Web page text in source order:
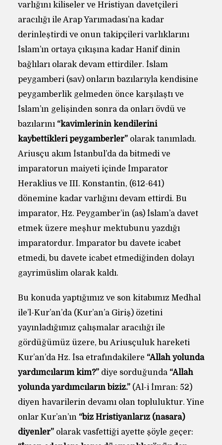
varlığını kiliseler ve Hristiyan davetçileri
aracılığı ile Arap Yarımadası’na kadar
derinleştirdi ve onun takipçileri varlıklarını
İslam’ın ortaya çıkışına kadar Hanif dinin
bağlıları olarak devam ettirdiler. İslam
peygamberi (sav) onların bazılarıyla kendisine
peygamberlik gelmeden önce karşılaştı ve
İslam’ın gelişinden sonra da onları övdü ve
bazılarını“kavimlerinin kendilerini
kaybettikleri peygamberler”olarak tanımladı.
Ariusçu akım İstanbul’da da bitmedi ve
imparatorun maiyeti içinde İmparator
Heraklius ve III. Konstantin, (612-641)
dönemine kadar varlığını devam ettirdi. Bu
imparator, Hz. Peygamber’in (as) İslam’a davet
etmek üzere meşhur mektubunu yazdığı
imparatordur. İmparator bu davete icabet
etmedi, bu davete icabet etmediğinden dolayı
gayrimüslim olarak kaldı.
Bu konuda yaptığımız ve son kitabımız Medhal
ile’l-Kur’an’da (Kur’an’a Giriş) özetini
yayınladığımız çalışmalar aracılığı ile
gördüğümüz üzere, bu Ariusçuluk hareketi
Kur’an’da Hz. İsa etrafındakilere “Allah yolunda
yardımcılarım kim?”diye sorduğunda“Allah
yolunda yardımcıların biziz.”(Al-i İmran: 52)
diyen havarilerin devamı olan topluluktur. Yine
onlar Kur’an’ın “biz Hristiyanlarız (nasara)
diyenler”olarak vasfettiği ayette şöyle geçer: